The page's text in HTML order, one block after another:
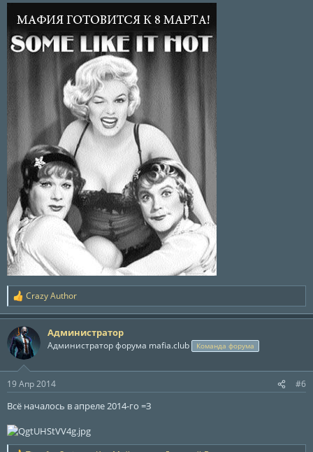
Р
е
а
к
ц
и
:
Crazy Author
Администратор
Администратор форума mafia.club Команда форума
19 Апр 2014 #6
Всё началось в апреле 2014-го =З